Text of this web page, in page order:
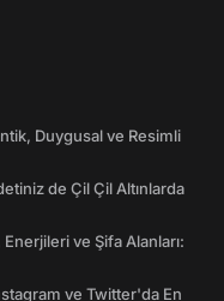
Duygusal ve Resimli
de Çil Çil Altınlarda
ve Şifa Alanları:
ve Twitter'da En